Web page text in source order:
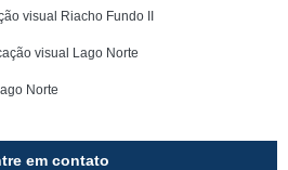
visual Riacho Fundo II
visual Lago Norte
Norte
em contato